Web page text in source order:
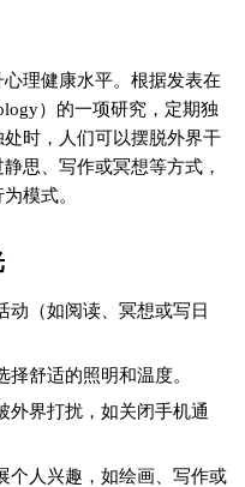
理健康水平。根据发表在
）的一项研究，定期独
时，人们可以摆脱外界干
思、写作或冥想等方式，
模式。
动（如阅读、冥想或写日
舒适的照明和温度。
外界打扰，如关闭手机通
个人兴趣，如绘画、写作或